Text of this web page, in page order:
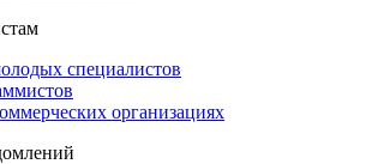
специалистов
организациях